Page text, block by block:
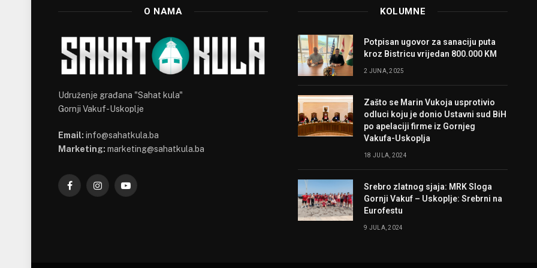
O NAMA
Udruženje građana "Sahat kula"
Gornji Vakuf-Uskoplje
Email: info@sahatkula.ba
Marketing: marketing@sahatkula.ba
FacebookInstagramYouTube
KOLUMNE
Potpisan ugovor za sanaciju puta
kroz Bistricu vrijedan 800.000 KM
2 JUNA, 2025
Zašto se Marin Vukoja usprotivio
odluci koju je donio Ustavni sud BiH
po apelaciji firme iz Gornjeg
Vakufa-Uskoplja
18 JULA, 2024
Srebro zlatnog sjaja: MRK Sloga
Gornji Vakuf – Uskoplje: Srebrni na
Eurofestu
9 JULA, 2024